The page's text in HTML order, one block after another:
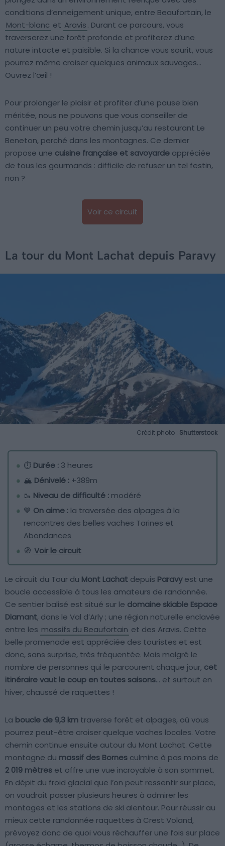
conditions d’enneigement unique, entre Beaufortain, le
Mont-blanc et Aravis. Durant ce parcours, vous
traverserez une forêt profonde et profiterez d’une
nature intacte et paisible. Si la chance vous sourit, vous
pourrez même croiser quelques animaux sauvages…
Ouvrez l’œil !
Pour prolonger le plaisir et profiter d’une pause bien
méritée, nous ne pouvons que vous conseiller de
continuer un peu votre chemin jusqu’au restaurant Le
Beneton, perché dans les montagnes. Ce dernier
propose une cuisine française et savoyarde appréciée
de tous les gourmands : difficile de refuser un tel festin,
non ?
Voir ce circuit
La tour du Mont Lachat depuis Paravy
Crédit photo : Shutterstock
⏱ Durée : 3 heures
🏔️ Dénivelé : +389m
🥾 Niveau de difficulté : modéré
💙 On aime : la traversée des alpages à la
rencontres des belles vaches Tarines et
Abondances
🧭 Voir le circuit
Le circuit du Tour du Mont Lachat depuis Paravyest une
boucle accessible à tous les amateurs de randonnée.
Ce sentier balisé est situé sur le domaine skiable Espace
Diamant, dans le Val d’Arly ; une région naturelle enclavée
entre les massifs du Beaufortain et des Aravis. Cette
belle promenade est appréciée des touristes et est
donc, sans surprise, très fréquentée. Mais malgré le
nombre de personnes qui le parcourent chaque jour, cet
itinéraire vaut le coup en toutes saisons… et surtout en
hiver, chaussé de raquettes !
La boucle de 9,3 km traverse forêt et alpages, où vous
pourrez peut-être croiser quelque vaches locales. Votre
chemin continue ensuite autour du Mont Lachat. Cette
montagne du massif des Bornes culmine à pas moins de
2 019 mètres et offre une vue incroyable à son sommet.
En dépit du froid glacial que l’on peut ressentir sur place,
on voudrait passer plusieurs heures à admirer les
montages et les stations de ski alentour. Pour réussir au
mieux cette randonnée raquettes à Crest Voland,
prévoyez donc de quoi vous réchauffer une fois sur place